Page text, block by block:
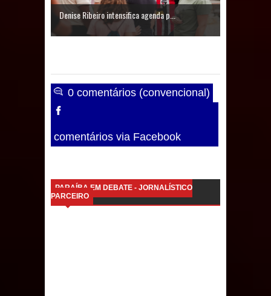
Caldas Brandão: IPMCB responde
questionamentos da vereadora
parcelamentos são referentes a
Denise Ribeiro intensifica agenda p...
0 comentários (convencional)
comentários via Facebook
PARAÍBA EM DEBATE - JORNALÍSTICO
PARCEIRO